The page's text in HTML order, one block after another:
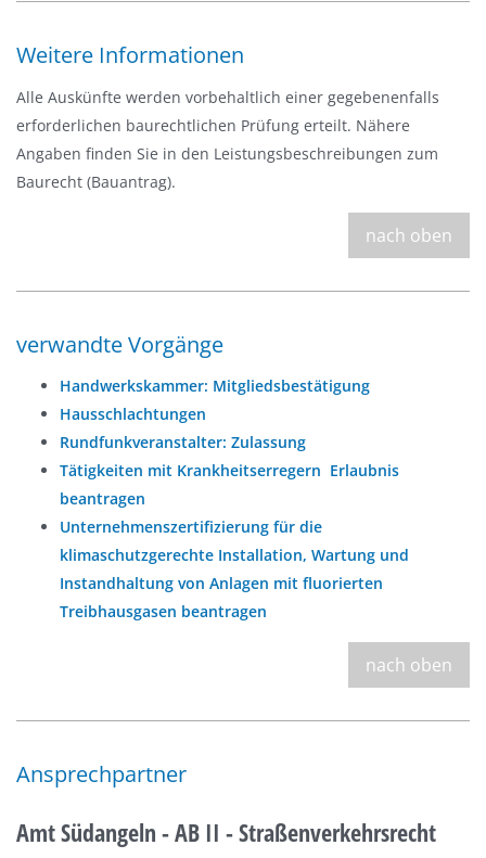
Weitere Informationen
Alle Auskünfte werden vorbehaltlich einer gegebenenfalls
erforderlichen baurechtlichen Prüfung erteilt. Nähere
Angaben finden Sie in den Leistungsbeschreibungen zum
Baurecht (Bauantrag).
nach oben
verwandte Vorgänge
Handwerkskammer: Mitgliedsbestätigung
Hausschlachtungen
Rundfunkveranstalter: Zulassung
Tätigkeiten mit Krankheitserregern  Erlaubnis
beantragen
Unternehmenszertifizierung für die
klimaschutzgerechte Installation, Wartung und
Instandhaltung von Anlagen mit fluorierten
Treibhausgasen beantragen
nach oben
Ansprechpartner
Amt Südangeln - AB II - Straßenverkehrsrecht